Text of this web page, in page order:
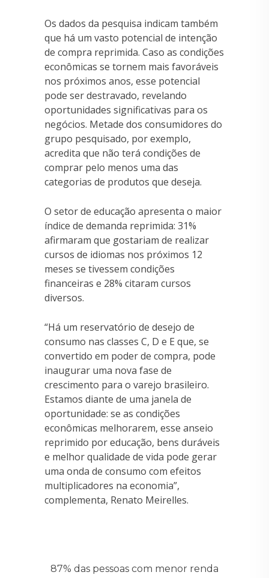
Os dados da pesquisa indicam também
que há um vasto potencial de intenção
de compra reprimida. Caso as condições
econômicas se tornem mais favoráveis
nos próximos anos, esse potencial
pode ser destravado, revelando
oportunidades significativas para os
negócios. Metade dos consumidores do
grupo pesquisado, por exemplo,
acredita que não terá condições de
comprar pelo menos uma das
categorias de produtos que deseja.
O setor de educação apresenta o maior
índice de demanda reprimida: 31%
afirmaram que gostariam de realizar
cursos de idiomas nos próximos 12
meses se tivessem condições
financeiras e 28% citaram cursos
diversos.
“Há um reservatório de desejo de
consumo nas classes C, D e E que, se
convertido em poder de compra, pode
inaugurar uma nova fase de
crescimento para o varejo brasileiro.
Estamos diante de uma janela de
oportunidade: se as condições
econômicas melhorarem, esse anseio
reprimido por educação, bens duráveis
e melhor qualidade de vida pode gerar
uma onda de consumo com efeitos
multiplicadores na economia”,
complementa, Renato Meirelles.
87% das pessoas com menor renda